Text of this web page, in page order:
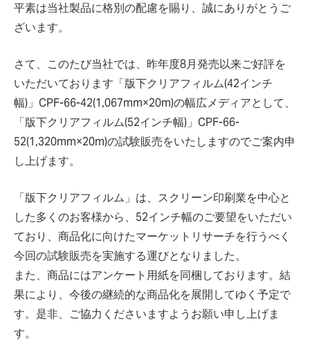
平素は当社製品に格別の配慮を賜り、誠にありがとうご
ざいます。
さて、このたび当社では、昨年度8月発売以来ご好評を
いただいております「版下クリアフィルム(42インチ
幅)」CPF-66-42(1,067mm×20m)の幅広メディアとして、
「版下クリアフィルム(52インチ幅)」CPF-66-
52(1,320mm×20m)の試験販売をいたしますのでご案内申
し上げます。
「版下クリアフィルム」は、スクリーン印刷業を中心と
した多くのお客様から、52インチ幅のご要望をいただい
ており、商品化に向けたマーケットリサーチを行うべく
今回の試験販売を実施する運びとなりました。
また、商品にはアンケート用紙を同梱しております。結
果により、今後の継続的な商品化を展開してゆく予定で
す。是非、ご協力くださいますようお願い申し上げま
す。